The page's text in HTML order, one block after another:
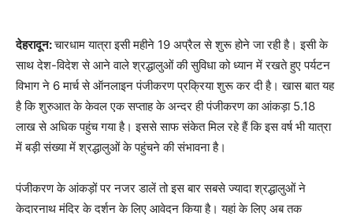
देहरादून:चारधाम यात्रा इसी महीने 19 अप्रैल से शुरू होने जा रही है। इसी के
साथ देश-विदेश से आने वाले श्रद्धालुओं की सुविधा को ध्यान में रखते हुए पर्यटन
विभाग ने 6 मार्च से ऑनलाइन पंजीकरण प्रक्रिया शुरू कर दी है। खास बात यह
है कि शुरुआत के केवल एक सप्ताह के अन्दर ही पंजीकरण का आंकड़ा 5.18
लाख से अधिक पहुंच गया है। इससे साफ संकेत मिल रहे हैं कि इस वर्ष भी यात्रा
में बड़ी संख्या में श्रद्धालुओं के पहुंचने की संभावना है।
पंजीकरण के आंकड़ों पर नजर डालें तो इस बार सबसे ज्यादा श्रद्धालुओं ने
केदारनाथ मंदिर के दर्शन के लिए आवेदन किया है। यहां के लिए अब तक